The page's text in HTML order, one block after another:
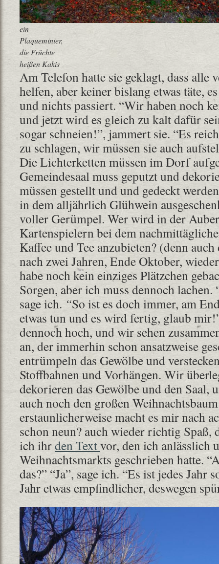
ein
Plaqueminier,
die Früchte
heißen Kakis
Am Telefon hatte sie geklagt, dass alle
helfen, aber keiner bislang etwas täte,
und nichts passiert. “Wir haben noch
und jetzt wird es gleich zu kalt dafür
sogar schneien!”, jammert sie. “Es
zu schlagen, wir müssen sie auch
Die Lichterketten müssen im Dorf
Gemeindesaal muss geputzt und
müssen gestellt und und gedeckt
in dem alljährlich Glühwein
voller Gerümpel. Wer wird in der
Kartenspielern bei dem
Kaffee und Tee anzubieten? (denn
nach zwei Jahren, Ende Oktober,
habe noch kein einziges Plätzchen
Sorgen, aber ich muss dennoch lachen.
sage ich. “So ist es doch immer, am
etwas tun und es wird fertig, glaub
dennoch hoch, und wir sehen
an, der immerhin schon ansatzweise
entrümpeln das Gewölbe und
Stoffbahnen und Vorhängen. Wir
dekorieren das Gewölbe und den Saal,
auch noch den großen
erstaunlicherweise macht es mir nach
schon neun? auch wieder richtig Spaß,
ich ihrden Textvor, den ich anlässlich
Weihnachtsmarkts geschrieben hatte.
das?” “Ja”, sage ich. “Es ist jedes Jahr
Jahr etwas empfindlicher, deswegen